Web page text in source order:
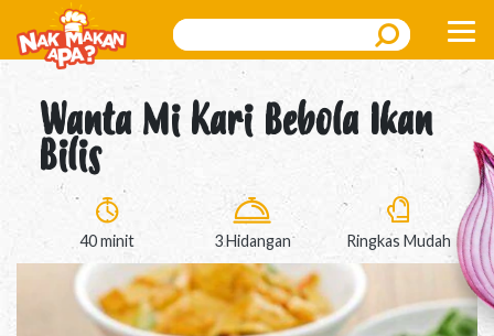
Search
Wanta Mi Kari Bebola Ikan
Bilis
40 minit 3 Hidangan Ringkas Mudah